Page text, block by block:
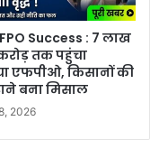
Success : 7 लाख
तक पहुंचा
एफपीओ, किसानों की
बना मिसाल
2026